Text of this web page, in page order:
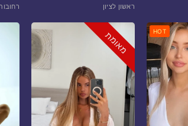
ראשון לציון
מאומת HOT